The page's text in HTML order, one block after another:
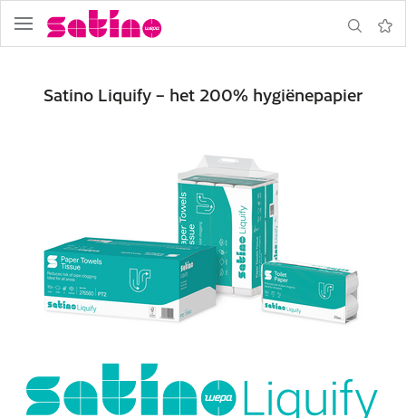
Navigatie
Zoeken
Satino Liquify – het 200% hygiënepapier